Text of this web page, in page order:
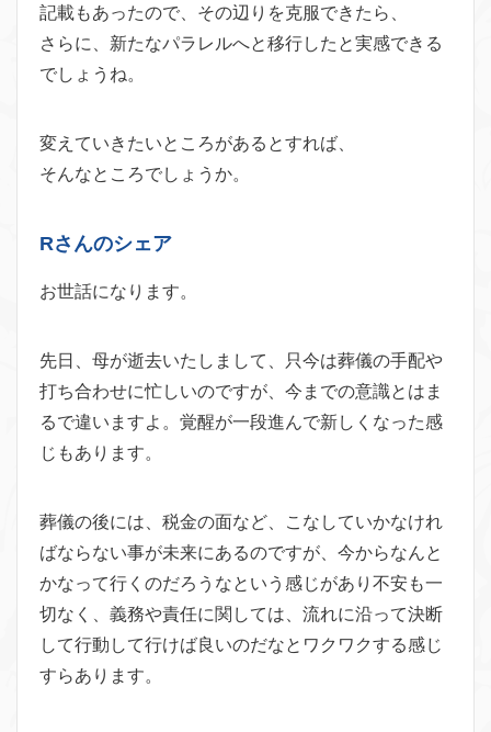
記載もあったので、その辺りを克服できたら、
さらに、新たなパラレルへと移行したと実感できる
でしょうね。
変えていきたいところがあるとすれば、
そんなところでしょうか。
Rさんのシェア
お世話になります。
先日、母が逝去いたしまして、只今は葬儀の手配や
打ち合わせに忙しいのですが、今までの意識とはま
るで違いますよ。覚醒が一段進んで新しくなった感
じもあります。
葬儀の後には、税金の面など、こなしていかなけれ
ばならない事が未来にあるのですが、今からなんと
かなって行くのだろうなという感じがあり不安も一
切なく、義務や責任に関しては、流れに沿って決断
して行動して行けば良いのだなとワクワクする感じ
すらあります。